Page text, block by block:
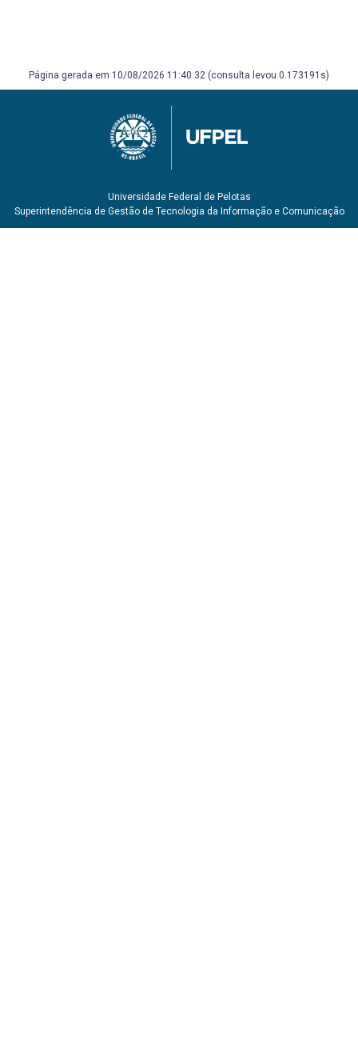
Página gerada em 10/08/2026 11:40:32 (consulta levou 0.173191s)
Universidade Federal de Pelotas
Superintendência de Gestão de Tecnologia da Informação e Comunicação